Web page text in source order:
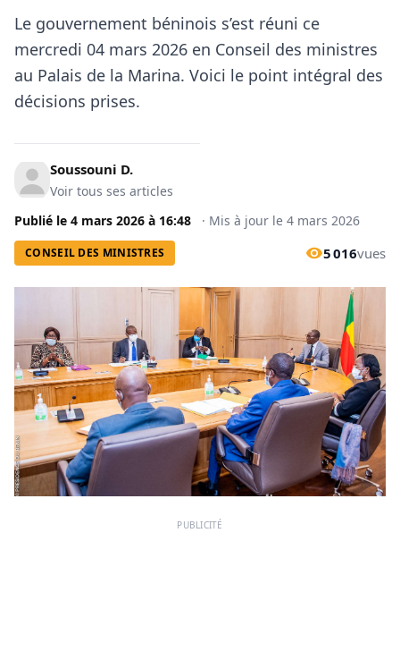
Le gouvernement béninois s’est réuni ce
mercredi 04 mars 2026 en Conseil des ministres
au Palais de la Marina. Voici le point intégral des
décisions prises.
Soussouni D.
Voir tous ses articles
Publié le 4 mars 2026 à 16:48 · Mis à jour le 4 mars 2026
CONSEIL DES MINISTRES 5 016vues
PUBLICITÉ